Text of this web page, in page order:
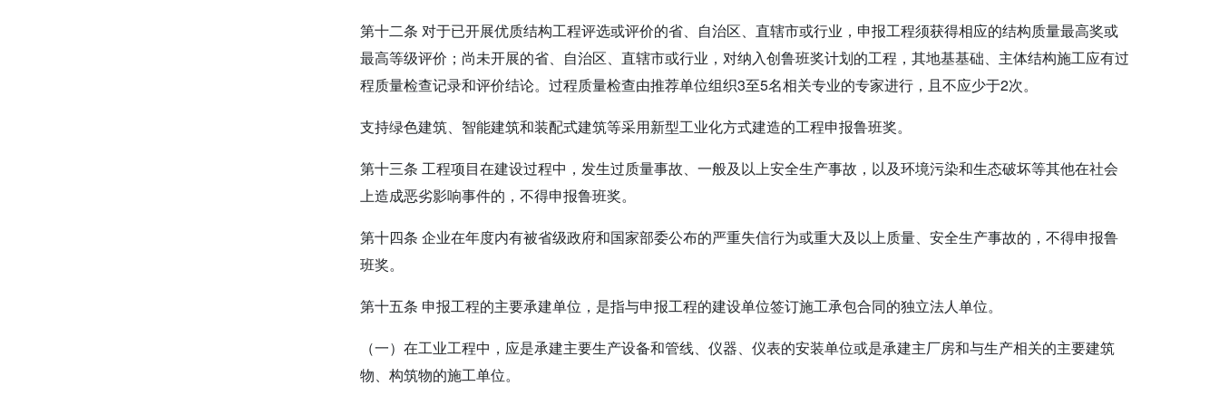
第十二条 对于已开展优质结构工程评选或评价的省、自治区、直辖市或行业，申报工程须获得相应的结构质量最高奖或
最高等级评价；尚未开展的省、自治区、直辖市或行业，对纳入创鲁班奖计划的工程，其地基基础、主体结构施工应有过
程质量检查记录和评价结论。过程质量检查由推荐单位组织3至5名相关专业的专家进行，且不应少于2次。
支持绿色建筑、智能建筑和装配式建筑等采用新型工业化方式建造的工程申报鲁班奖。
第十三条 工程项目在建设过程中，发生过质量事故、一般及以上安全生产事故，以及环境污染和生态破坏等其他在社会
上造成恶劣影响事件的，不得申报鲁班奖。
第十四条 企业在年度内有被省级政府和国家部委公布的严重失信行为或重大及以上质量、安全生产事故的，不得申报鲁
班奖。
第十五条 申报工程的主要承建单位，是指与申报工程的建设单位签订施工承包合同的独立法人单位。
（一）在工业工程中，应是承建主要生产设备和管线、仪器、仪表的安装单位或是承建主厂房和与生产相关的主要建筑
物、构筑物的施工单位。